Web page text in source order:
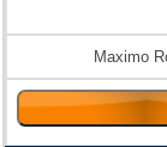
Maximo